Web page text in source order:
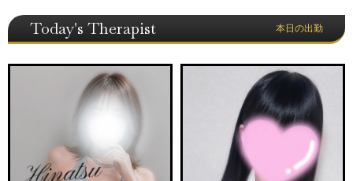
Today's Therapist 本日の出勤